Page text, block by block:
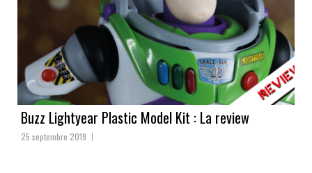
Buzz Lightyear Plastic Model Kit : La review
25 septembre 2019